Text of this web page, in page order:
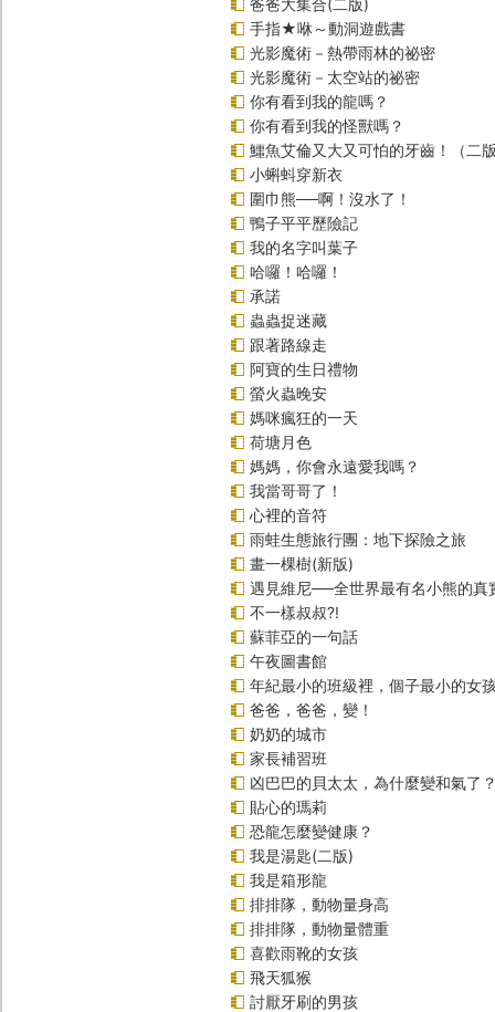
爸爸大集合(二版)
手指★咻～動洞遊戲書
光影魔術－熱帶雨林的祕密
光影魔術－太空站的祕密
你有看到我的龍嗎？
你有看到我的怪獸嗎？
鱷魚艾倫又大又可怕的牙齒！（二
小蝌蚪穿新衣
圍巾熊──啊！沒水了！
鴨子平平歷險記
我的名字叫葉子
哈囉！哈囉！
承諾
蟲蟲捉迷藏
跟著路線走
阿寶的生日禮物
螢火蟲晚安
媽咪瘋狂的一天
荷塘月色
媽媽，你會永遠愛我嗎？
我當哥哥了！
心裡的音符
雨蛙生態旅行團：地下探險之旅
畫一棵樹(新版)
遇見維尼──全世界最有名小熊的真
不一樣叔叔?!
蘇菲亞的一句話
午夜圖書館
年紀最小的班級裡，個子最小的女
爸爸，爸爸，變！
奶奶的城市
家長補習班
凶巴巴的貝太太，為什麼變和氣了
貼心的瑪莉
恐龍怎麼變健康？
我是湯匙(二版)
我是箱形龍
排排隊，動物量身高
排排隊，動物量體重
喜歡雨靴的女孩
飛天狐猴
討厭牙刷的男孩